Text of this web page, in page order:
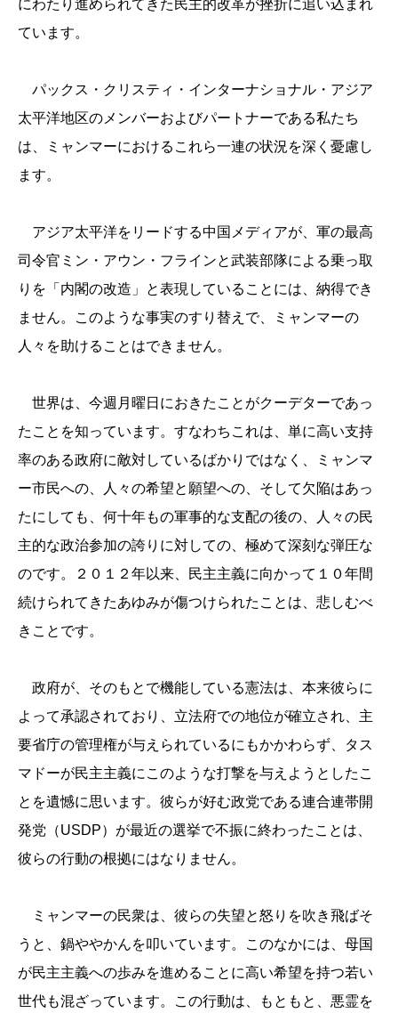
にわたり進められてきた民主的改革が挫折に追い込まれ
ています。
パックス・クリスティ・インターナショナル・アジア
太平洋地区のメンバーおよびパートナーである私たち
は、ミャンマーにおけるこれら一連の状況を深く憂慮し
ます。
アジア太平洋をリードする中国メディアが、軍の最高
司令官ミン・アウン・フラインと武装部隊による乗っ取
りを「内閣の改造」と表現していることには、納得でき
ません。このような事実のすり替えで、ミャンマーの
人々を助けることはできません。
世界は、今週月曜日におきたことがクーデターであっ
たことを知っています。すなわちこれは、単に高い支持
率のある政府に敵対しているばかりではなく、ミャンマ
ー市民への、人々の希望と願望への、そして欠陥はあっ
たにしても、何十年もの軍事的な支配の後の、人々の民
主的な政治参加の誇りに対しての、極めて深刻な弾圧な
のです。２０１２年以来、民主主義に向かって１０年間
続けられてきたあゆみが傷つけられたことは、悲しむべ
きことです。
政府が、そのもとで機能している憲法は、本来彼らに
よって承認されており、立法府での地位が確立され、主
要省庁の管理権が与えられているにもかかわらず、タス
マドーが民主主義にこのような打撃を与えようとしたこ
とを遺憾に思います。彼らが好む政党である連合連帯開
発党（USDP）が最近の選挙で不振に終わったことは、
彼らの行動の根拠にはなりません。
ミャンマーの民衆は、彼らの失望と怒りを吹き飛ばそ
うと、鍋ややかんを叩いています。このなかには、母国
が民主主義への歩みを進めることに高い希望を持つ若い
世代も混ざっています。この行動は、もともと、悪霊を